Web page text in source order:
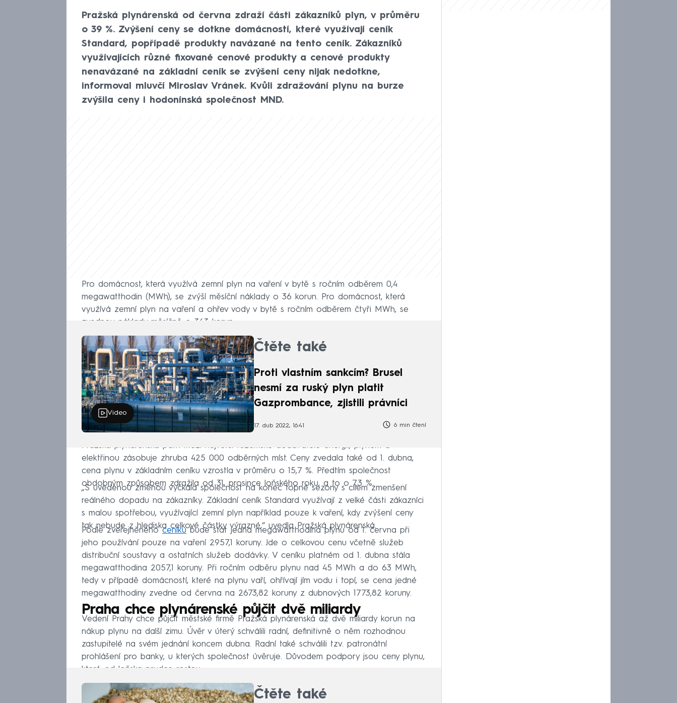
Pražská plynárenská od června zdraží části zákazníků plyn, v průměru
o 39 %. Zvýšení ceny se dotkne domácností, které využívají ceník
Standard, popřípadě produkty navázané na tento ceník. Zákazníků
využívajících různé fixované cenové produkty a cenové produkty
nenavázané na základní ceník se zvýšení ceny nijak nedotkne,
informoval mluvčí Miroslav Vránek. Kvůli zdražování plynu na burze
zvýšila ceny i hodonínská společnost MND.
Pro domácnost, která využívá zemní plyn na vaření v bytě s ročním odběrem 0,4
megawatthodin (MWh), se zvýší měsíční náklady o 36 korun. Pro domácnost, která
využívá zemní plyn na vaření a ohřev vody v bytě s ročním odběrem čtyři MWh, se
zvednou náklady měsíčně o 363 korun.
Video
Čtěte také
Proti vlastním sankcím? Brusel
nesmí za ruský plyn platit
Gazprombance, zjistili právníci
17. dub 2022, 16:41 6 min čtení
Pražská plynárenská patří mezi největší tuzemské dodavatele energií, plynem a
elektřinou zásobuje zhruba 425 000 odběrných míst. Ceny zvedala také od 1. dubna,
cena plynu v základním ceníku vzrostla v průměru o 15,7 %. Předtím společnost
obdobným způsobem zdražila od 31. prosince loňského roku, a to o 7,3 %.
„S uvedenou změnou vyčkala společnost na konec topné sezony s cílem zmenšení
reálného dopadu na zákazníky. Základní ceník Standard využívají z velké části zákazníci
s malou spotřebou, využívající zemní plyn například pouze k vaření, kdy zvýšení ceny
tak nebude z hlediska celkové částky výrazné,“ uvedla Pražská plynárenská.
Podle zveřejněnéhoceníkubude stát jedna megawatthodina plynu od 1. června při
jeho používání pouze na vaření 2957,1 koruny. Jde o celkovou cenu včetně služeb
distribuční soustavy a ostatních služeb dodávky. V ceníku platném od 1. dubna stála
megawatthodina 2057,1 koruny. Při ročním odběru plynu nad 45 MWh a do 63 MWh,
tedy v případě domácností, které na plynu vaří, ohřívají jím vodu i topí, se cena jedné
megawatthodiny zvedne od června na 2673,82 koruny z dubnových 1773,82 koruny.
Praha chce plynárenské půjčit dvě miliardy
Vedení Prahy chce půjčit městské firmě Pražská plynárenská až dvě miliardy korun na
nákup plynu na další zimu. Úvěr v úterý schválili radní, definitivně o něm rozhodnou
zastupitelé na svém jednání koncem dubna. Radní také schválili tzv. patronátní
prohlášení pro banky, u kterých společnost úvěruje. Důvodem podpory jsou ceny plynu,
které od loňska prudce rostou.
Čtěte také